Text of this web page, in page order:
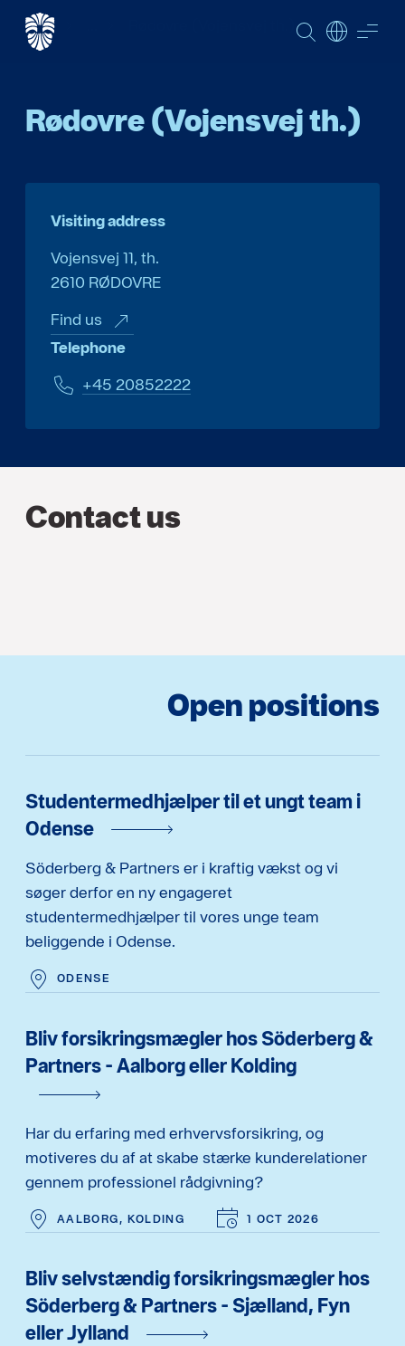
SEARCH
Start DK
Rødovre (Vojensvej th.)
Visiting address
Vojensvej 11, th.
2610 RØDOVRE
Find us
Telephone
+45 20852222
Contact us
Open positions
Studentermedhjælper til et ungt team i
Odense
Söderberg & Partners er i kraftig vækst og vi
søger derfor en ny engageret
studentermedhjælper til vores unge team
beliggende i Odense.
ODENSE
Bliv forsikringsmægler hos Söderberg &
Partners - Aalborg eller Kolding
Har du erfaring med erhvervsforsikring, og
motiveres du af at skabe stærke kunderelationer
gennem professionel rådgivning?
AALBORG, KOLDING 1 OCT 2026
Bliv selvstændig forsikringsmægler hos
Söderberg & Partners - Sjælland, Fyn
eller Jylland